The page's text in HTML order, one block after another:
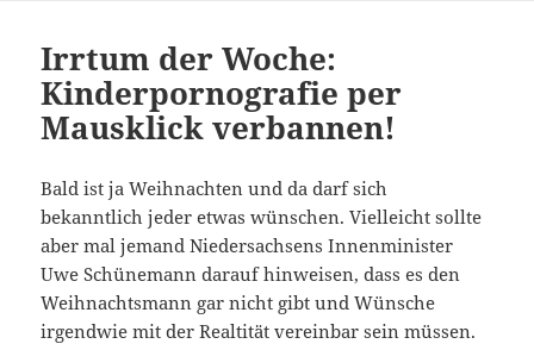
Irrtum der Woche:
Kinderpornografie per
Mausklick verbannen!
Bald ist ja Weihnachten und da darf sich
bekanntlich jeder etwas wünschen. Vielleicht sollte
aber mal jemand Niedersachsens Innenminister
Uwe Schünemann darauf hinweisen, dass es den
Weihnachtsmann gar nicht gibt und Wünsche
irgendwie mit der Realtität vereinbar sein müssen.